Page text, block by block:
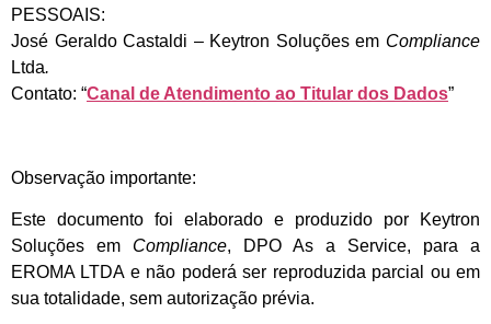
PESSOAIS:
José Geraldo Castaldi – Keytron Soluções em Compliance
Ltda.
Contato: “Canal de Atendimento ao Titular dos Dados”
Observação importante:
Este documento foi elaborado e produzido por Keytron
Soluções em Compliance, DPO As a Service, para a
EROMA LTDA e não poderá ser reproduzida parcial ou em
sua totalidade, sem autorização prévia.